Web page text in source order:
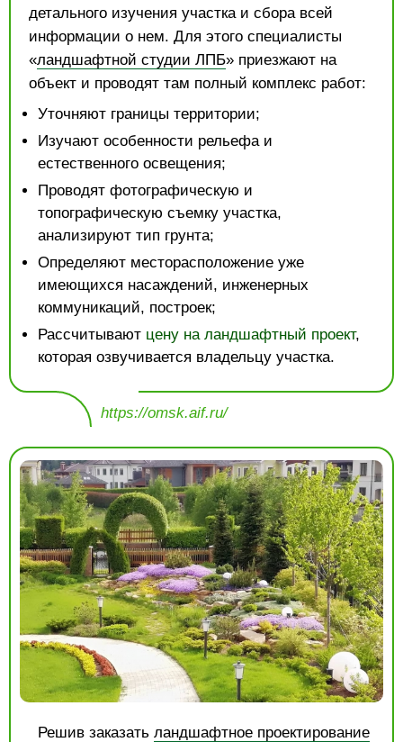
детального изучения участка и сбора всей
информации о нем. Для этого специалисты
«ландшафтной студии ЛПБ» приезжают на
объект и проводят там полный комплекс работ:
Уточняют границы территории;
Изучают особенности рельефа и
естественного освещения;
Проводят фотографическую и
топографическую съемку участка,
анализируют тип грунта;
Определяют месторасположение уже
имеющихся насаждений, инженерных
коммуникаций, построек;
Рассчитывают цену на ландшафтный проект,
которая озвучивается владельцу участка.
https://omsk.aif.ru/
Решив заказать ландшафтное проектирование